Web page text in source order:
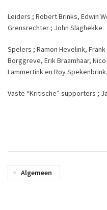
Leiders ; Robert Brinks, Edwin
Grensrechter ; John Slaghekke
Spelers ; Ramon Hevelink,
Borggreve, Erik Braamhaar,
Lammertink en Roy Spekenbrink.
Vaste “Kritische” supporters ;
Algemeen